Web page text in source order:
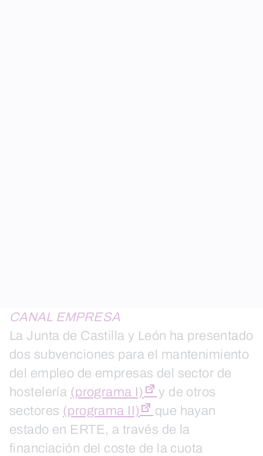
CANAL EMPRESA
La Junta de Castilla y León ha presentado
dos subvenciones para el mantenimiento
del empleo de empresas del sector de
hostelería (programa I)
y de otros
sectores (programa II)
que hayan
estado en ERTE, a través de la
financiación del coste de la cuota